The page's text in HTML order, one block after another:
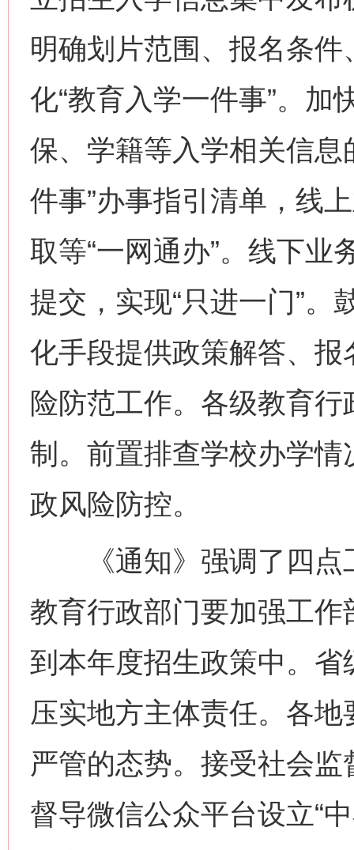
明确划片范围、报名条
化“教育入学一件事”。加
保、学籍等入学相关信息
件事”办事指引清单，线
取等“一网通办”。线下业
提交，实现“只进一门”。
化手段提供政策解答、
险防范工作。各级教育
制。前置排查学校办学
政风险防控。
《通知》强调了四点
教育行政部门要加强工
到本年度招生政策中。
压实地方主体责任。各
严管的态势。接受社会
督导微信公众平台设立“